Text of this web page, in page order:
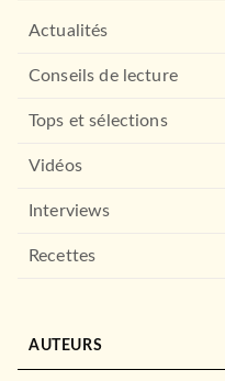
Actualités
Conseils de lecture
Tops et sélections
Vidéos
Interviews
Recettes
AUTEURS